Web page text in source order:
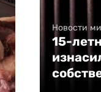
Новости
15-